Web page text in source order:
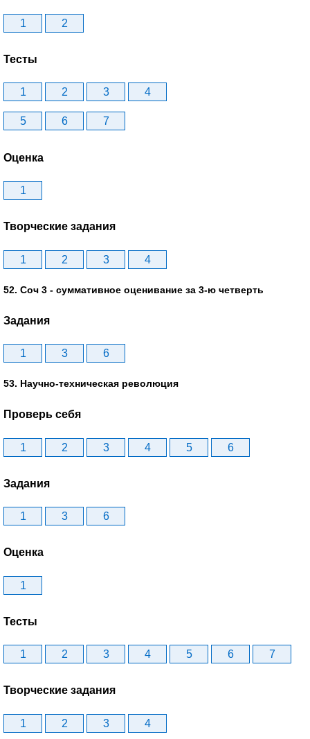
1 2
Тесты
1 2 3 4
5 6 7
Оценка
1
Творческие задания
1 2 3 4
52. Соч 3 - суммативное оценивание за 3-ю четверть
Задания
1 3 6
53. Научно-техническая революция
Проверь себя
1 2 3 4 5 6
Задания
1 3 6
Оценка
1
Тесты
1 2 3 4 5 6 7
Творческие задания
1 2 3 4